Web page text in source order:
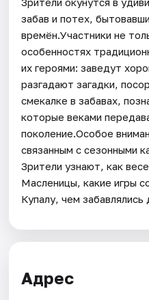
забав и потех,
времён.Участники не
особенностях
их героями: заведут
разгадают загадки,
смекалке в забавах,
которые веками
поколение.Особое
связанным с сезонными
Зрители узнают, как
Масленицы, какие игры
Купалу, чем
Адрес